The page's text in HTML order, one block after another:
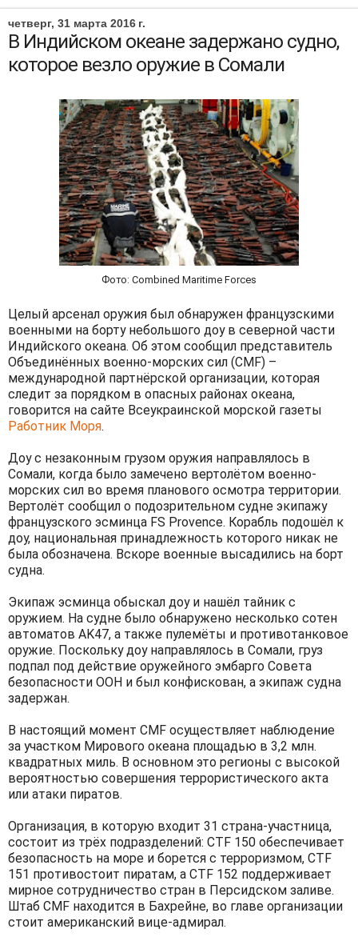
четверг, 31 марта 2016 г.
В Индийском океане задержано судно,
которое везло оружие в Сомали
Фото: Combined Maritime Forces
Целый арсенал оружия был обнаружен французскими
военными на борту небольшого доу в северной части
Индийского океана. Об этом сообщил представитель
Объединённых военно-морских сил (CMF) –
международной партнёрской организации, которая
следит за порядком в опасных районах океана,
говорится на сайте Всеукраинской морской газеты
Работник Моря.
Доу с незаконным грузом оружия направлялось в
Сомали, когда было замечено вертолётом военно-
морских сил во время планового осмотра территории.
Вертолёт сообщил о подозрительном судне экипажу
французского эсминца FS Provence. Корабль подошёл к
доу, национальная принадлежность которого никак не
была обозначена. Вскоре военные высадились на борт
судна.
Экипаж эсминца обыскал доу и нашёл тайник с
оружием. На судне было обнаружено несколько сотен
автоматов AK47, а также пулемёты и противотанковое
оружие. Поскольку доу направлялось в Сомали, груз
подпал под действие оружейного эмбарго Совета
безопасности ООН и был конфискован, а экипаж судна
задержан.
В настоящий момент CMF осуществляет наблюдение
за участком Мирового океана площадью в 3,2 млн.
квадратных миль. В основном это регионы с высокой
вероятностью совершения террористического акта
или атаки пиратов.
Организация, в которую входит 31 страна-участница,
состоит из трёх подразделений: CTF 150 обеспечивает
безопасность на море и борется с терроризмом, CTF
151 противостоит пиратам, а CTF 152 поддерживает
мирное сотрудничество стран в Персидском заливе.
Штаб CMF находится в Бахрейне, во главе организации
стоит американский вице-адмирал.